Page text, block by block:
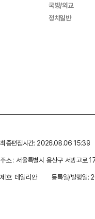
국방/외교
정치일반
최종편집시간: 2026.08.06 15:39
주소 : 서울특별시 용산구 서빙고로
제호: 데일리안
등록일/발행일: